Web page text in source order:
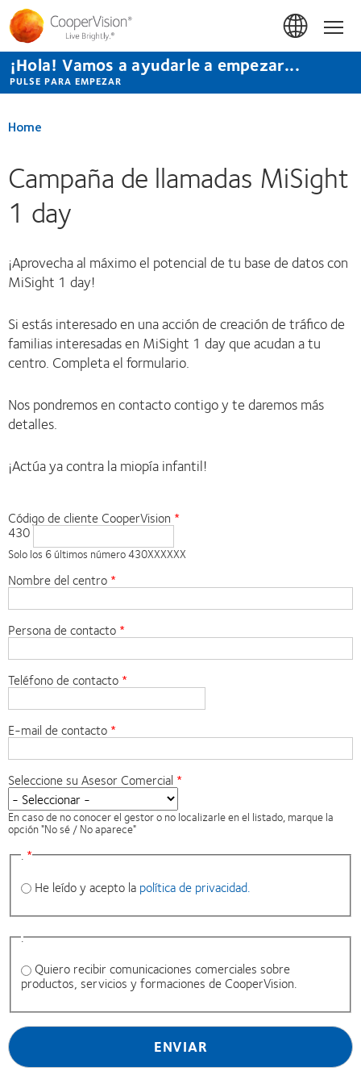
Pasar
contenido
principal
¡Hola! Vamos a ayudarle a empezar...
PULSE PARA EMPEZAR
Home
Campaña de llamadas MiSight
1 day
¡Aprovecha al máximo el potencial de tu base de datos con
MiSight 1 day!
Si estás interesado en una acción de creación de tráfico de
familias interesadas en MiSight 1 day que acudan a tu
centro. Completa el formulario.
Nos pondremos en contacto contigo y te daremos más
detalles.
¡Actúa ya contra la miopía infantil!
Código de cliente CooperVision
430
Solo los 6 últimos número 430XXXXXX
Nombre del centro
Persona de contacto
Teléfono de contacto
E-mail de contacto
Seleccione su Asesor Comercial
En caso de no conocer el gestor o no localizarle en el listado, marque la
opción "No sé / No aparece"
.
He leído y acepto la política de privacidad.
.
Quiero recibir comunicaciones comerciales sobre
productos, servicios y formaciones de CooperVision.